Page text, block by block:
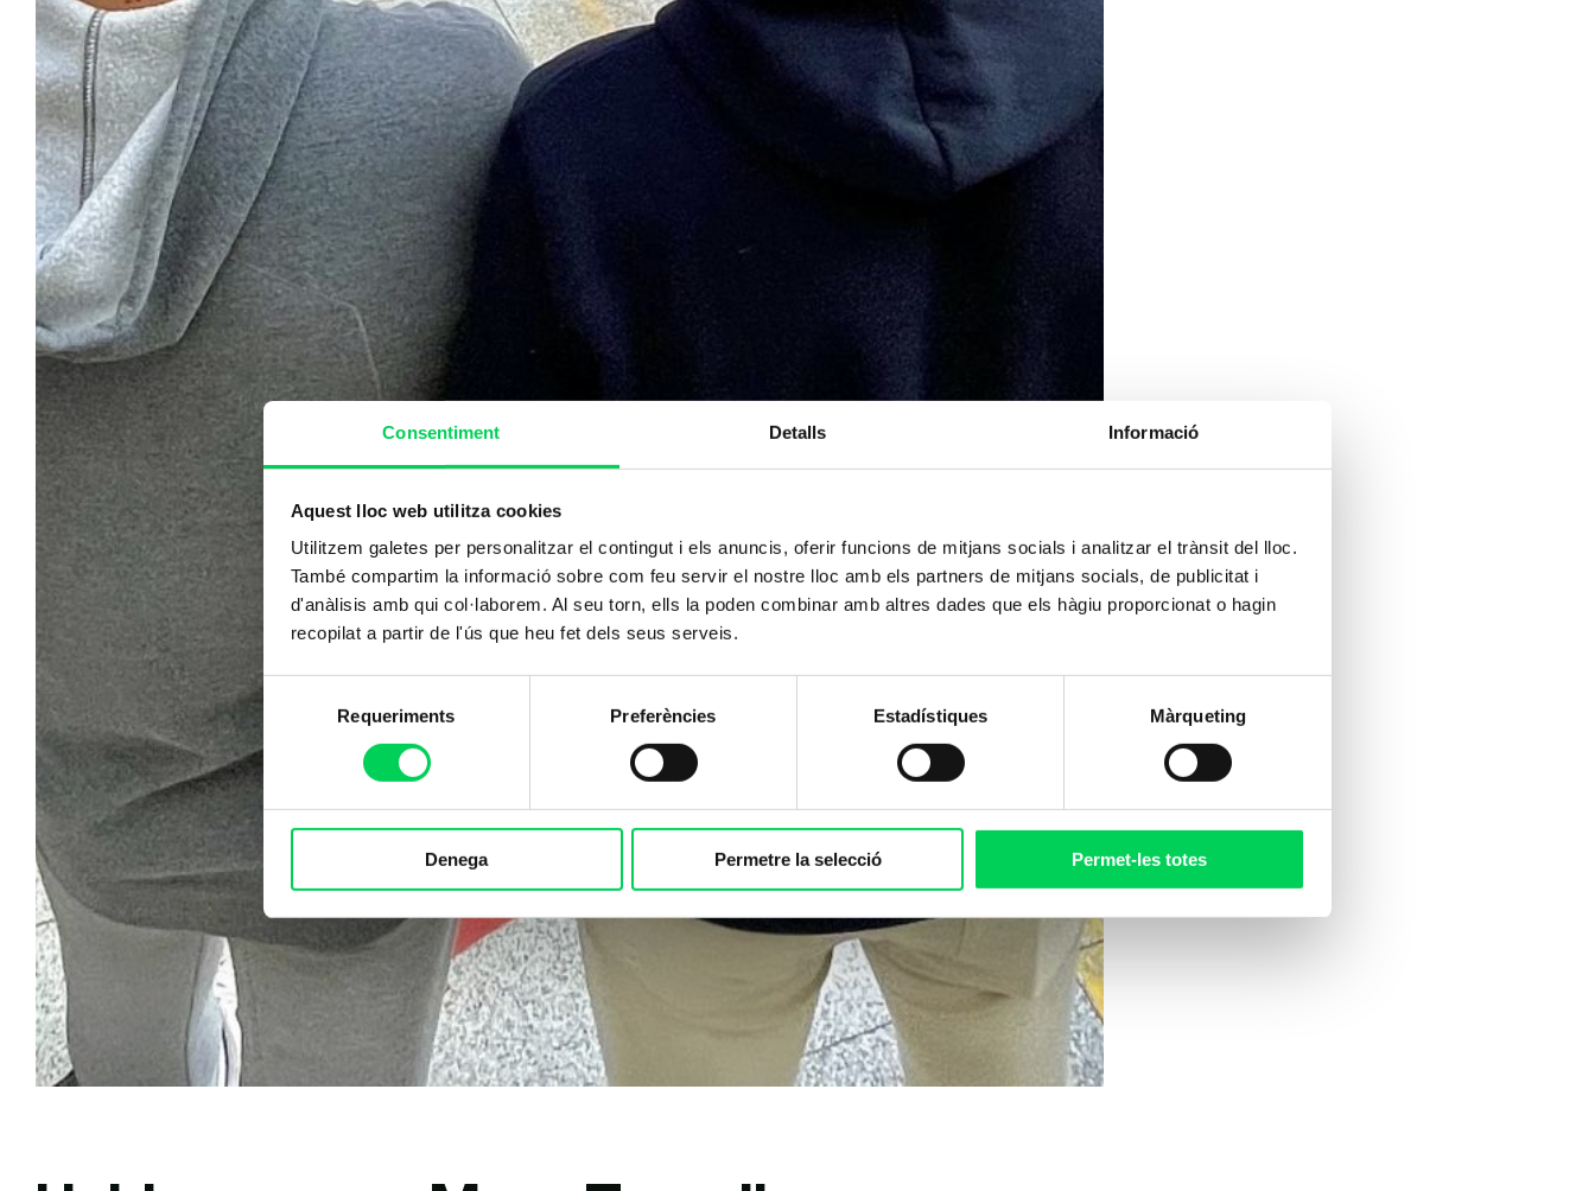
Consentiment Detalls Informació
Aquest lloc web utilitza cookies
Utilitzem galetes per personalitzar el contingut i els anuncis, oferir funcions de mitjans socials i analitzar el trànsit del lloc.
També compartim la informació sobre com feu servir el nostre lloc amb els partners de mitjans socials, de publicitat i
d'anàlisis amb qui col·laborem. Al seu torn, ells la poden combinar amb altres dades que els hàgiu proporcionat o hagin
recopilat a partir de l'ús que heu fet dels seus serveis.
consentiment
Requeriments Preferències Estadístiques Màrqueting
Denega Permetre la selecció Permet-les totes